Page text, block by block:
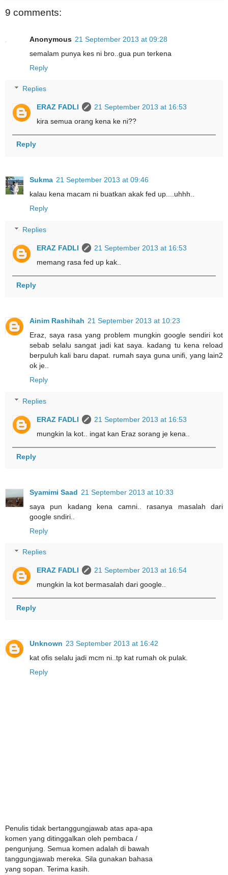
9 comments:
Anonymous 21 September 2013 at 09:28
semalam punya kes ni bro..gua pun terkena
Reply
Replies
ERAZ FADLI
21 September 2013 at 16:53
kira semua orang kena ke ni??
Reply
Sukma 21 September 2013 at 09:46
kalau kena macam ni buatkan akak fed up....uhhh..
Reply
Replies
ERAZ FADLI
21 September 2013 at 16:53
memang rasa fed up kak..
Reply
Ainim Rashihah 21 September 2013 at 10:23
Eraz, saya rasa yang problem mungkin google sendiri kot
sebab selalu sangat jadi kat saya. kadang tu kena reload
berpuluh kali baru dapat. rumah saya guna unifi, yang lain2
ok je..
Reply
Replies
ERAZ FADLI
21 September 2013 at 16:53
mungkin la kot.. ingat kan Eraz sorang je kena..
Reply
Syamimi Saad 21 September 2013 at 10:33
saya pun kadang kena camni.. rasanya masalah dari
google sndiri..
Reply
Replies
ERAZ FADLI
21 September 2013 at 16:54
mungkin la kot bermasalah dari google..
Reply
Unknown 23 September 2013 at 16:42
kat ofis selalu jadi mcm ni..tp kat rumah ok pulak.
Reply
Penulis tidak bertanggungjawab atas apa-apa
komen yang ditinggalkan oleh pembaca /
pengunjung. Semua komen adalah di bawah
tanggungjawab mereka. Sila gunakan bahasa
yang sopan. Terima kasih.